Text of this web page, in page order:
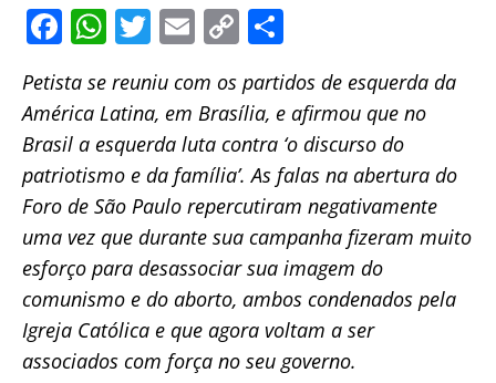
F
c
e
b
o
o
k
W
at
s
A
p
p
T
w
itt
er
E
ai
l
C
p
y
Li
n
k
h
ar
e
Petista se reuniu com os partidos de esquerda da
América Latina, em Brasília, e afirmou que no
Brasil a esquerda luta contra ‘o discurso do
patriotismo e da família’. As falas na abertura do
Foro de São Paulo repercutiram negativamente
uma vez que durante sua campanha fizeram muito
esforço para desassociar sua imagem do
comunismo e do aborto, ambos condenados pela
Igreja Católica e que agora voltam a ser
associados com força no seu governo.